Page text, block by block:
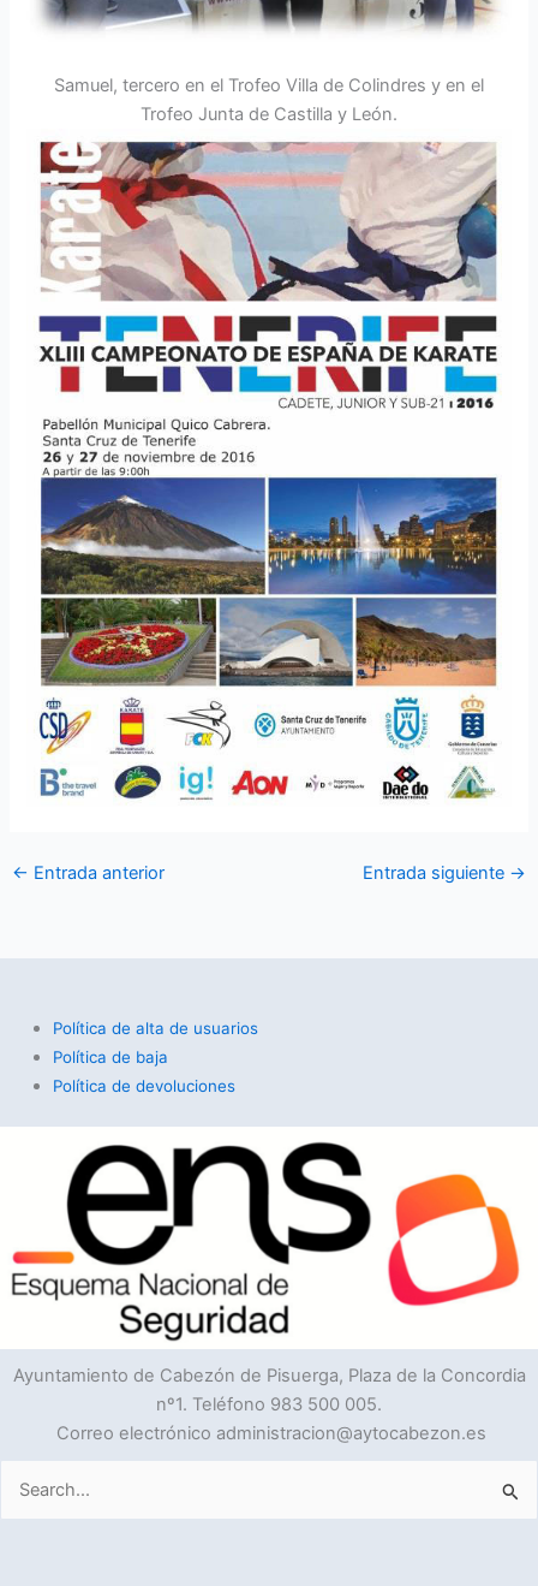
Samuel, tercero en el Trofeo Villa de Colindres y en el
Trofeo Junta de Castilla y León.
← Entrada anterior Entrada siguiente →
Política de alta de usuarios
Política de baja
Política de devoluciones
Ayuntamiento de Cabezón de Pisuerga, Plaza de la Concordia
nº1. Teléfono 983 500 005.
Correo electrónico administracion@aytocabezon.es
Buscar
por: